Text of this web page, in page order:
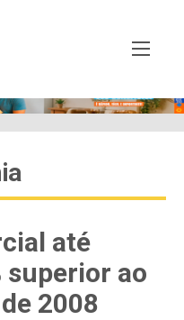
até
superior ao
2008